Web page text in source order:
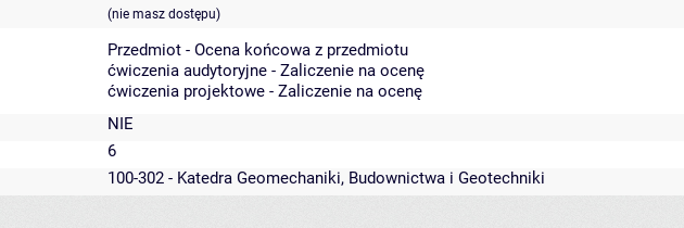
(nie masz dostępu)
Przedmiot - Ocena końcowa z przedmiotu
ćwiczenia audytoryjne - Zaliczenie na ocenę
ćwiczenia projektowe - Zaliczenie na ocenę
NIE
6
100-302 - Katedra Geomechaniki, Budownictwa i Geotechniki